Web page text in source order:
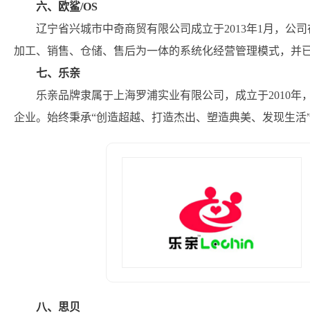
六、欧鲨/OS
辽宁省兴城市中奇商贸有限公司成立于2013年1月，公
加工、销售、仓储、售后为一体的系统化经营管理模式，并
七、乐亲
乐亲品牌隶属于上海罗浦实业有限公司，成立于2010
企业。始终秉承“创造超越、打造杰出、塑造典美、发现生
八、思贝